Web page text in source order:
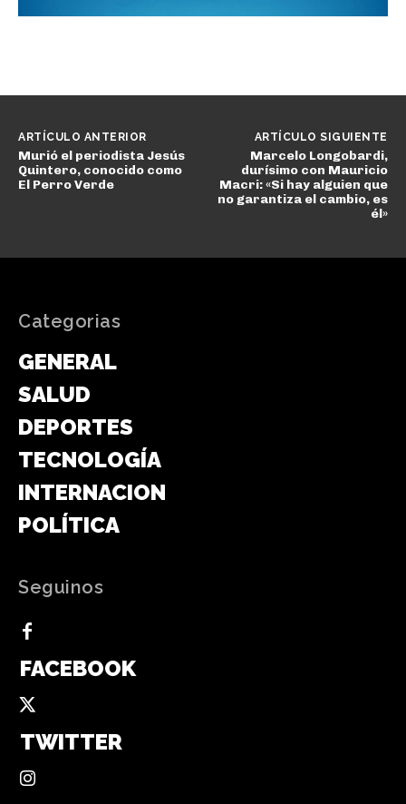
ARTÍCULO ANTERIOR
Murió el periodista Jesús
Quintero, conocido como
El Perro Verde
ARTÍCULO SIGUIENTE
Marcelo Longobardi,
durísimo con Mauricio
Macri: «Si hay alguien que
no garantiza el cambio, es
él»
Categorias
GENERAL
SALUD
DEPORTES
TECNOLOGÍA
INTERNACIONAL
POLÍTICA
Seguinos
FACEBOOK
TWITTER